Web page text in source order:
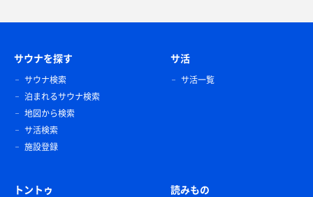
サウナを探す
サウナ検索
泊まれるサウナ検索
地図から検索
サ活検索
施設登録
サ活
サ活一覧
トントゥ 読みもの